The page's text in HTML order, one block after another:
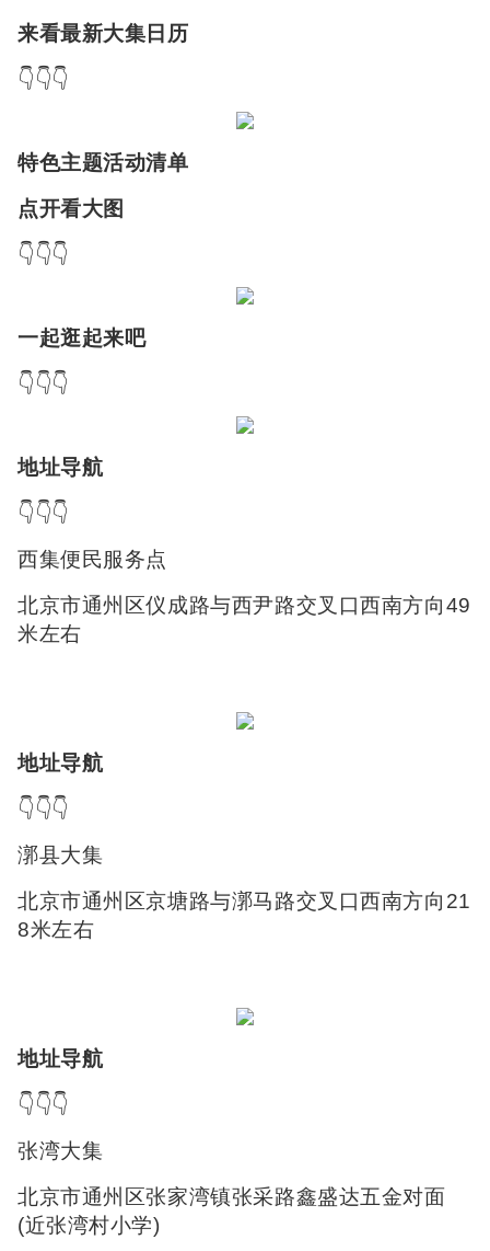
来看最新大集日历
👇👇👇
特色主题活动清单
点开看大图
👇👇👇
一起逛起来吧
👇👇👇
地址导航
👇👇👇
西集便民服务点
北京市通州区仪成路与西尹路交叉口西南方向49
米左右
地址导航
👇👇👇
漷县大集
北京市通州区京塘路与漷马路交叉口西南方向21
8米左右
地址导航
👇👇👇
张湾大集
北京市通州区张家湾镇张采路鑫盛达五金对面
(近张湾村小学)